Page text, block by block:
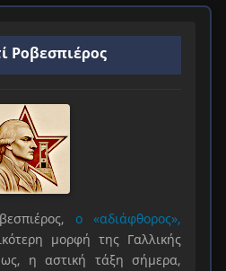
Ροβεσπιέρος
ο «αδιάφθορος»,
μορφή της Γαλλικής
η αστική τάξη σήμερα,